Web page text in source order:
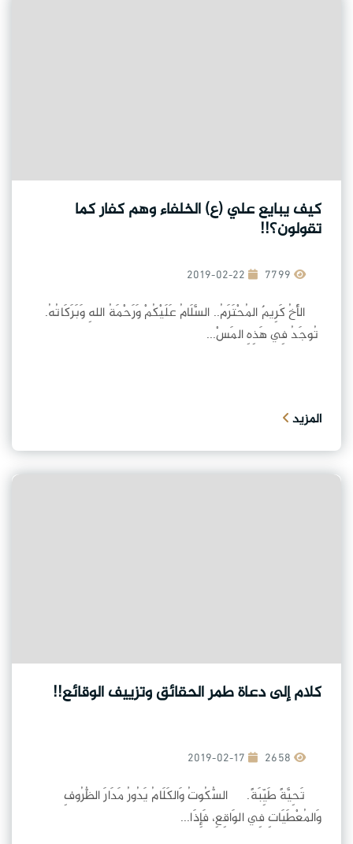
كيف يبايع علي (ع) الخلفاء وهم كفار كما
تقولون؟!!
2019-02-22
الأَخُ كَرِيمٌ المُحْتَرَمُ.. السَّلَامُ عَلَيْكُمْ وَرَحْمَةُ اللهِ وَبَرَكَاتُهُ.
تُوجَدُ فِي هَذِهِ المَسْ...
المزيد
كلام إلى دعاة طمر الحقائق وتزييف الوقائع!!
2019-02-17
تَحِيَّةً طَيِّبَةً. السُّكُوتُ وَالكَلَامُ يَدُورُ مَدَارَ الظُّرُوفِ
وَالمُعْطَيَاتِ فِي الوَاقِعِ، فَإِذَا...